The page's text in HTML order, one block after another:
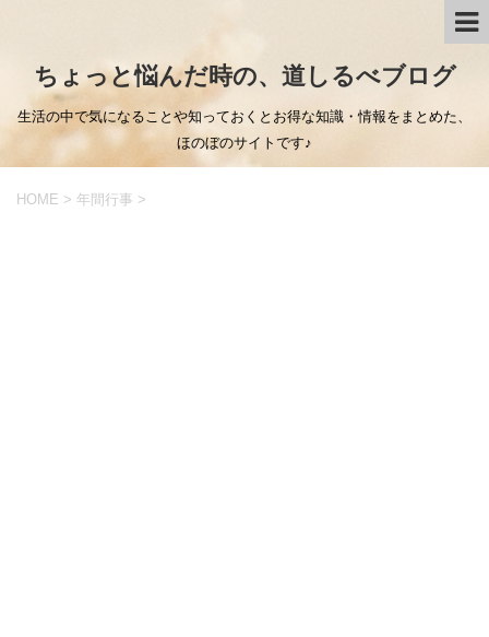
ちょっと悩んだ時の、道しるべブログ
生活の中で気になることや知っておくとお得な知識・情報をまとめた、
ほのぼのサイトです♪
HOME > 年間行事 >